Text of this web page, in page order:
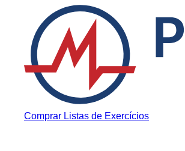
Pular para o conteúdo
Comprar Listas de Exercícios